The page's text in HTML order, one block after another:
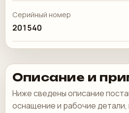
Серийный номер
201540
Описание и
Ниже сведены описание
оснащение и рабочие